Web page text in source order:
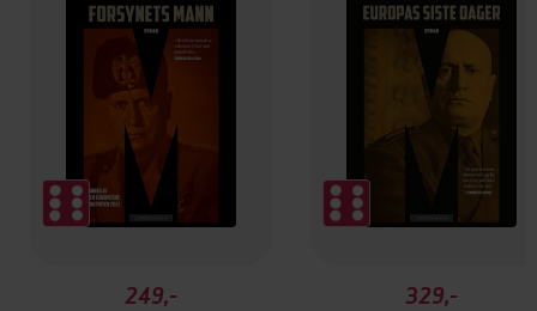
249,-
329,-